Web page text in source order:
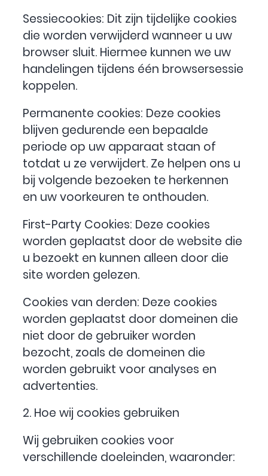
Sessiecookies: Dit zijn tijdelijke cookies
die worden verwijderd wanneer u uw
browser sluit. Hiermee kunnen we uw
handelingen tijdens één browsersessie
koppelen.
Permanente cookies: Deze cookies
blijven gedurende een bepaalde
periode op uw apparaat staan of
totdat u ze verwijdert. Ze helpen ons u
bij volgende bezoeken te herkennen
en uw voorkeuren te onthouden.
First-Party Cookies: Deze cookies
worden geplaatst door de website die
u bezoekt en kunnen alleen door die
site worden gelezen.
Cookies van derden: Deze cookies
worden geplaatst door domeinen die
niet door de gebruiker worden
bezocht, zoals de domeinen die
worden gebruikt voor analyses en
advertenties.
2. Hoe wij cookies gebruiken
Wij gebruiken cookies voor
verschillende doeleinden, waaronder: